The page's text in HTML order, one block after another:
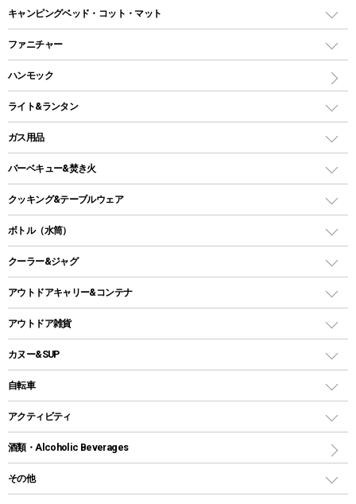
ツールームテント
ワンポールテント
シェルターテント
ロッジ型・オリジナルテント
タープ
スクエアタープ（レクタタープ）
メッシュタープ
自立式タープ
パラソル
テントアクセサリー
ペグ
グランドシート
ガイドロープ
ツール
レクタングラー型（封筒型）シュラフ
インナーシュラフ
キャンピングベッド・コット・マット
キャンピングベッド・コット
インフレータブルマット
ファニチャー
アウトドアテーブル
レジャーシート
ハンモック
ライト&ランタン
LEDランタン
ガスランタン
オイルランタン
LEDライト
ヘッドライト
キャンドル
ガス用品
ガスバーナー
ガス缶
ガストーチ、ライター
バーベキュー&焚き火
バーベキューコンロ、グリル
焚き火台タイプ（ロースタイル）グリル
卓上タイプグリル
パーティータイプグリル
鉄板、アミ
焚き火台&ストーブ
火起こし
バーベキューツール
クッキング&テーブルウェア
ダッチオーブン
ホットサンドメーカー
クッカーセット
シェラカップ
クッキングツール
ナイフ
カトラリー
ボトル（水筒）
ステンレスボトル
コップ付きタイプ
ワンタッチタイプ
プラスチックボトル
ディズニーボトル
クーラー&ジャグ
クーラーボックス
クーラーバッグ
ウォータージャグ
保冷剤
アウトドアキャリー&コンテナ
アウトドアキャリー
アウトドア雑貨
バックパック&バッグ
リュック、バックパック
トートバッグ、サコッシュ
ショッピングキャリー
その他アウトドア雑貨
カヌー&SUP
インフレータブル
カヤック
パドル
自転車
折りたたみ自転車
スポーツサイクル
シティサイクル
アクティビティ
マリン
ラッシュガード
酒類・Alcoholic Beverages
その他